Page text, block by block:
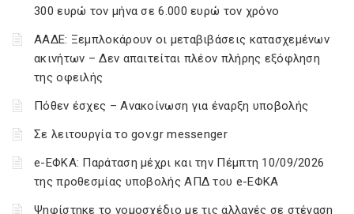
300 ευρώ τον μήνα σε 6.000 ευρώ τον χρόνο
ΑΑΔΕ: Ξεμπλοκάρουν οι μεταβιβάσεις κατασχεμένων
ακινήτων – Δεν απαιτείται πλέον πλήρης εξόφληση
της οφειλής
Πόθεν έσχες – Ανακοίνωση για έναρξη υποβολής
Σε λειτουργία το gov.gr messenger
e-ΕΦΚΑ: Παράταση μέχρι και την Πέμπτη 10/09/2026
της προθεσμίας υποβολής ΑΠΔ του e-ΕΦΚΑ
Ψηφίστηκε το νομοσχέδιο με τις αλλαγές σε στέγαση